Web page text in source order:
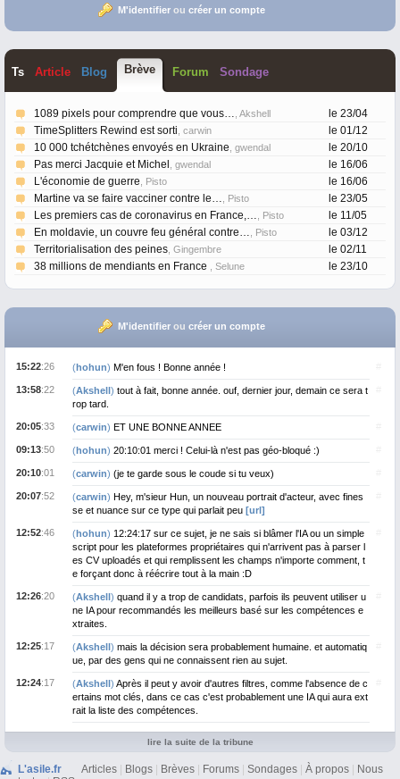
M'identifierou créer un compte
Ts Article Blog Brève Forum Sondage
le 23/04
1089 pixels pour comprendre que vous… , Akshell
le 01/12
TimeSplitters Rewind est sorti , carwin
le 20/10
10 000 tchétchènes envoyés en Ukraine , gwendal
le 16/06
Pas merci Jacquie et Michel , gwendal
le 16/06
L'économie de guerre , Pisto
le 23/05
Martine va se faire vacciner contre le… , Pisto
le 11/05
Les premiers cas de coronavirus en France,… , Pisto
le 03/12
En moldavie, un couvre feu général contre… , Pisto
le 02/11
Territorialisation des peines , Gingembre
le 23/10
38 millions de mendiants en France , Selune
M'identifierou créer un compte
15:22:26 (hohun) M'en fous ! Bonne année !
13:58:22 (Akshell) tout à fait, bonne année. ouf, dernier jour, demain ce sera t
rop tard.
20:05:33 (carwin) ET UNE BONNE ANNEE
09:13:50 (hohun) 20:10:01 merci ! Celui-là n'est pas géo-bloqué :)
20:10:01 (carwin) (je te garde sous le coude si tu veux)
20:07:52 (carwin) Hey, m'sieur Hun, un nouveau portrait d'acteur, avec fines
se et nuance sur ce type qui parlait peu [url]
12:52:46 (hohun) 12:24:17 sur ce sujet, je ne sais si blâmer l'IA ou un simple
script pour les plateformes propriétaires qui n'arrivent pas à parser l
es CV uploadés et qui remplissent les champs n'importe comment, t
e forçant donc à réécrire tout à la main :D
12:26:20 (Akshell) quand il y a trop de candidats, parfois ils peuvent utiliser u
ne IA pour recommandés les meilleurs basé sur les compétences e
xtraites.
12:25:17 (Akshell) mais la décision sera probablement humaine. et automatiq
ue, par des gens qui ne connaissent rien au sujet.
12:24:17 (Akshell) Après il peut y avoir d'autres filtres, comme l'absence de c
ertains mot clés, dans ce cas c'est probablement une IA qui aura ext
rait la liste des compétences.
lire la suite de la tribune
L'asile.fr Articles | Blogs | Brèves | Forums | Sondages | À propos | Nous